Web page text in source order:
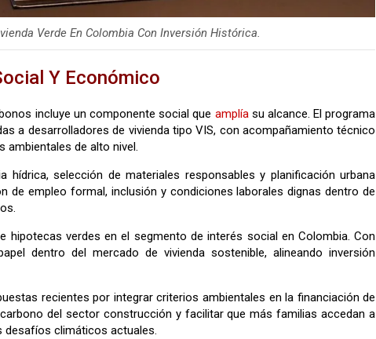
Verde En Colombia Con Inversión Histórica.
Y Económico
incluye un componente social que amplíasu alcance. El programa
a desarrolladores de vivienda tipo VIS, con acompañamiento técnico
ambientales de alto nivel.
selección de materiales responsables y planificación urbana
de empleo formal, inclusión y condiciones laborales dignas dentro de
hipotecas verdes en el segmento de interés social en Colombia. Con
dentro del mercado de vivienda sostenible, alineando inversión
recientes por integrar criterios ambientales en la financiación de
del sector construcción y facilitar que más familias accedan a
desafíos climáticos actuales.